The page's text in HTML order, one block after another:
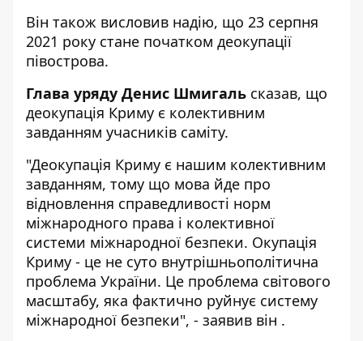
Він також висловив надію, що 23 серпня
2021 року стане початком деокупації
півострова.
Глава уряду Денис Шмигаль сказав, що
деокупація Криму є колективним
завданням учасників саміту.
"Деокупація Криму є нашим колективним
завданням, тому що мова йде про
відновлення справедливості норм
міжнародного права і колективної
системи міжнародної безпеки. Окупація
Криму - це не суто внутрішньополітична
проблема України. Це проблема світового
масштабу, яка фактично руйнує систему
міжнародної безпеки", - заявив він .